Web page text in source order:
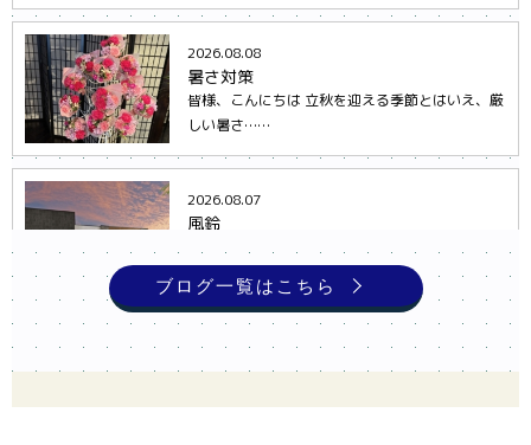
身寄りがないお一人様高齢者がしておくべ
き……
身寄りがないお一人様高齢者がしておくべき対策
は、主に……
身寄りがないひとり暮らし高齢者が抱える
1……
身寄りがない一人暮らしの高齢者（……
2026.08.08
暑さ対策
皆様、こんにちは 立秋を迎える季節とはいえ、厳
しい暑さ……
2026.08.07
風鈴
皆様こんにちは。 本日もブログをご覧いただきあ
りがとう……
2026.08.06
ろうそく
ブログ一覧はこちら